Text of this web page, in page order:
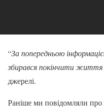
“За попередньою
збирався покінчити
джерелі.
Раніше ми повідомляли